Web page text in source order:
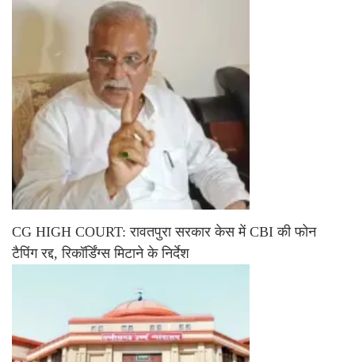
CG HIGH COURT: रावतपुरा सरकार केस में CBI की फोन
टैपिंग रद्द, रिकॉर्डिंग्स मिटाने के निर्देश